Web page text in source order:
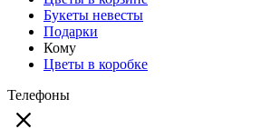
Букеты невесты
Подарки
Кому
Цветы в коробке
Телефоны